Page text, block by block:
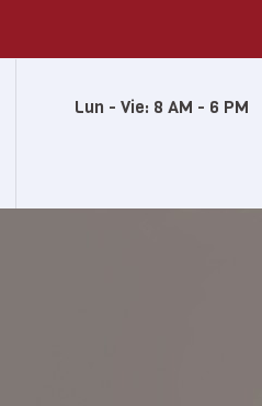
Lun - Vie: 8 AM - 6 PM